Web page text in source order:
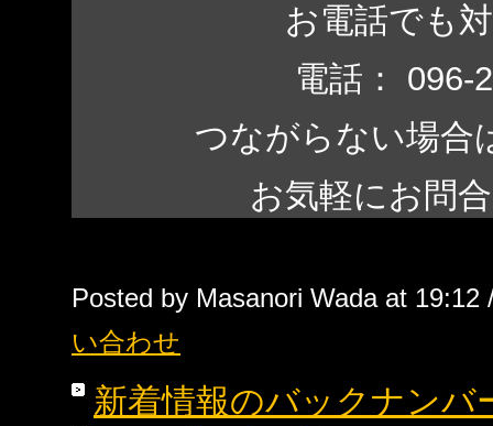
お電話でも
電話： 096-
つながらない場合
お気軽にお問
Posted by Masanori Wada at
い合わせ
新着情報のバックナンバ